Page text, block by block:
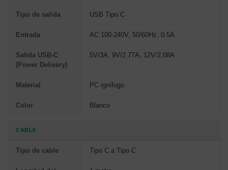
Tipo de salida USB Tipo C
Entrada AC 100-240V, 50/60Hz, 0.5A
Salida USB-C
(Power Delivery)
5V/3A, 9V/2.77A, 12V/2.08A
Material PC ignífugo
Color Blanco
CABLE
Tipo de cable Tipo C a Tipo C